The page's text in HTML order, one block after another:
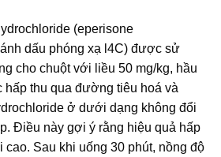
(eperisone
dấu phóng xạ l4C) được sử
cho chuột với liều 50 mg/kg, hầu
thu qua đường tiêu hoá và
ở dưới dạng không đổi
Điều này gợi ý rằng hiệu quả hấp
Sau khi uống 30 phút, nồng độ